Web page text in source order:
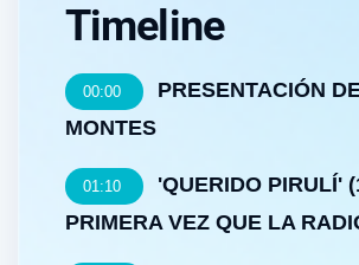
Timeline
00:00
PRESENTACIÓN
MONTES
01:10
'QUERIDO PIRULÍ'
PRIMERA VEZ QUE LA